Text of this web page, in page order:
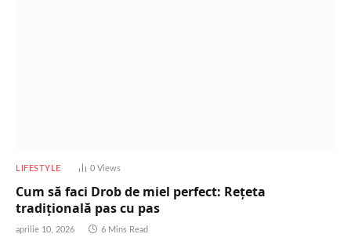
LIFESTYLE 0 Views
Cum să faci Drob de miel perfect: Rețeta
tradițională pas cu pas
aprilie 10, 2026 6 Mins Read